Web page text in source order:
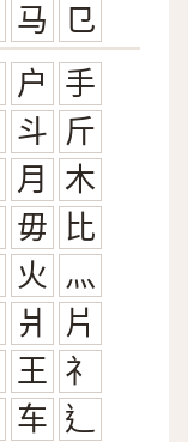
马 㔾
户
手
斗 斤
月
木
毋
比
火
灬
爿
片
王 礻
车 辶